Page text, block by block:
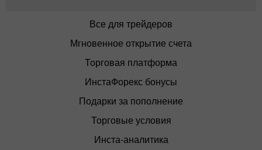
Все для трейдеров
Мгновенное открытие счета
Торговая платформа
ИнстаФорекс бонусы
Подарки за пополнение
Торговые условия
Инста-аналитика